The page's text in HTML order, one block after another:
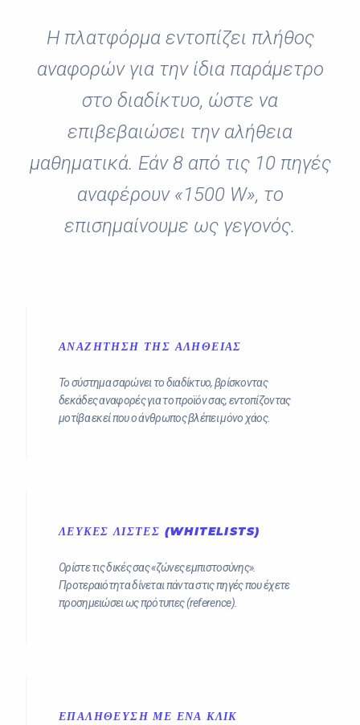
Η πλατφόρμα εντοπίζει πλήθος
αναφορών για την ίδια παράμετρο
στο διαδίκτυο, ώστε να
επιβεβαιώσει την αλήθεια
μαθηματικά. Εάν 8 από τις 10 πηγές
αναφέρουν «1500 W», το
επισημαίνουμε ως γεγονός.
ΑΝΑΖΉΤΗΣΗ ΤΗΣ ΑΛΉΘΕΙΑΣ
Το σύστημα σαρώνει το διαδίκτυο, βρίσκοντας
δεκάδες αναφορές για το προϊόν σας, εντοπίζοντας
μοτίβα εκεί που ο άνθρωπος βλέπει μόνο χάος.
ΛΕΥΚΈΣ ΛΊΣΤΕΣ (WHITELISTS)
Ορίστε τις δικές σας «ζώνες εμπιστοσύνης».
Προτεραιότητα δίνεται πάντα στις πηγές που έχετε
προσημειώσει ως πρότυπες (reference).
ΕΠΑΛΉΘΕΥΣΗ ΜΕ ΈΝΑ ΚΛΙΚ